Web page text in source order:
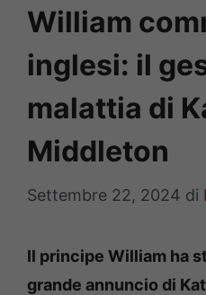
William
inglesi: il
malattia di
Middleton
Settembre 22, 2024 di
Il principe William ha
grande annuncio di